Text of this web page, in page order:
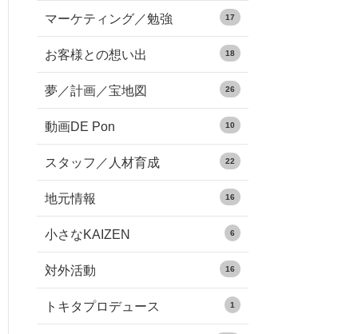
マーケティング／勉強 17
お客様との想い出 18
夢／計画／宝地図 26
動画DE Pon 10
スタッフ／人材育成 22
地元情報 16
小さなKAIZEN 6
対外活動 16
トキタプロデュース 1